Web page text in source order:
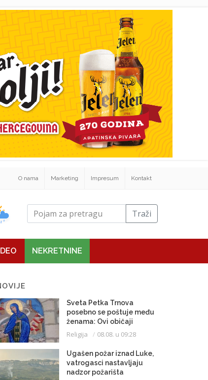
O nama Marketing Impresum Kontakt
Traži
NEKRETNINE
Sveta Petka Trnova
posebno se poštuje među
ženama: Ovi običaji
vijekovima se čuvaju
Religija 08.08. u 09:28
Ugašen požar iznad Luke,
vatrogasci nastavljaju
nadzor požarišta